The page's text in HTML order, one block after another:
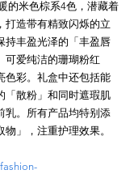
的米色棕系4色，潜藏着
打造带有精致闪烁的立
持丰盈光泽的「丰盈唇
可爱纯洁的珊瑚粉红
色彩。礼盒中还包括能
「散粉」和同时遮瑕肌
乳。所有产品均特别添